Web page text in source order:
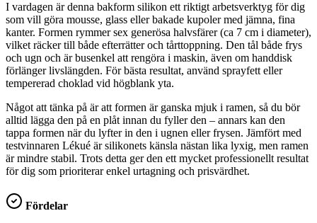
I vardagen är denna bakform silikon ett riktigt arbetsverktyg för dig
som vill göra mousse, glass eller bakade kupoler med jämna, fina
kanter. Formen rymmer sex generösa halvsfärer (ca 7 cm i diameter),
vilket räcker till både efterrätter och tårttoppning. Den tål både frys
och ugn och är busenkel att rengöra i maskin, även om handdisk
förlänger livslängden. För bästa resultat, använd sprayfett eller
tempererad choklad vid högblank yta.
Något att tänka på är att formen är ganska mjuk i ramen, så du bör
alltid lägga den på en plåt innan du fyller den – annars kan den
tappa formen när du lyfter in den i ugnen eller frysen. Jämfört med
testvinnaren Lékué är silikonets känsla nästan lika lyxig, men ramen
är mindre stabil. Trots detta ger den ett mycket professionellt resultat
för dig som prioriterar enkel urtagning och prisvärdhet.
Fördelar